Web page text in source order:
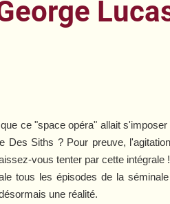
ce "space opéra" allait
Des Siths ? Pour preuve,
vous tenter par cette intégrale !
tous les épisodes de la
une réalité.